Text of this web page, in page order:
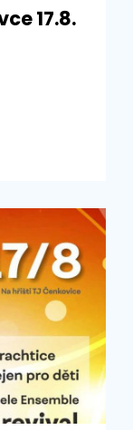
17.8.